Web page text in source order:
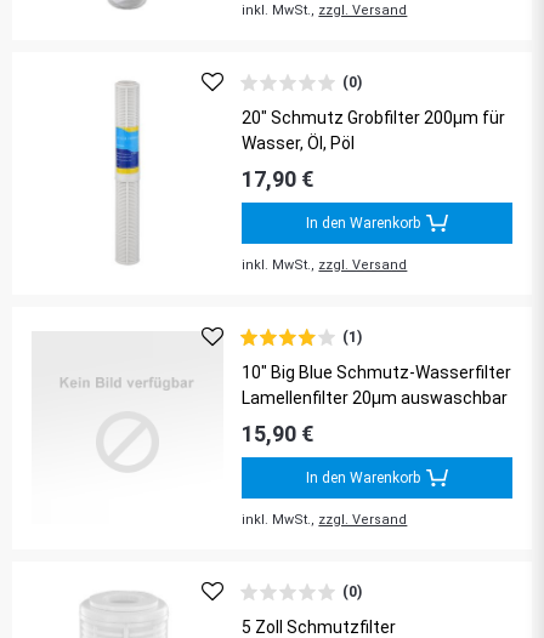
inkl. MwSt., zzgl. Versand
(0)
20" Schmutz Grobfilter 200µm für
Wasser, Öl, Pöl
17,90 €
In den Warenkorb
inkl. MwSt., zzgl. Versand
(1)
10" Big Blue Schmutz-Wasserfilter
Lamellenfilter 20µm auswaschbar
15,90 €
In den Warenkorb
inkl. MwSt., zzgl. Versand
(0)
5 Zoll Schmutzfilter